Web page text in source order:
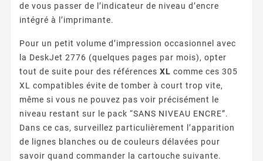
de vous passer de l’indicateur de niveau d’encre
intégré à l’imprimante.
Pour un petit volume d’impression occasionnel avec
la DeskJet 2776 (quelques pages par mois), opter
tout de suite pour des références XL comme ces 305
XL compatibles évite de tomber à court trop vite,
même si vous ne pouvez pas voir précisément le
niveau restant sur le pack “SANS NIVEAU ENCRE”.
Dans ce cas, surveillez particulièrement l’apparition
de lignes blanches ou de couleurs délavées pour
savoir quand commander la cartouche suivante.